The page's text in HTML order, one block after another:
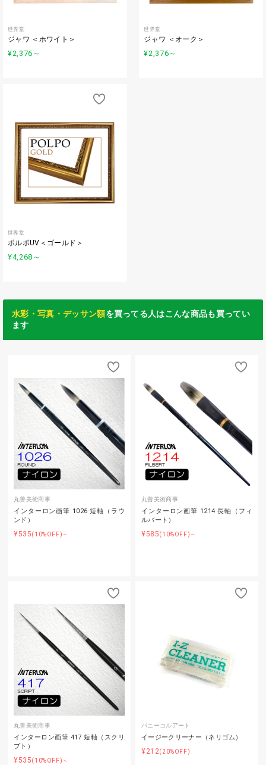
世界堂
ジャワ ＜ホワイト＞
¥2,376 ～
世界堂
ジャワ ＜オーク＞
¥2,376～
世界堂
ポルポUV＜ゴールド＞
¥4,268 ～
水彩・写真・デッサン額を買ってる人はこんな商品も買ってい
ます
丸善美術商事
インターロン画筆 1026 短軸（ラウ
ンド）
¥535(10%OFF)～
丸善美術商事
インターロン画筆 1214 長軸（フィ
ルバート）
¥585(10%OFF)～
丸善美術商事
インターロン画筆 417 短軸（スクリ
プト）
¥535(10%OFF)～
バニーコルアート
イージークリーナー（ネリゴム）
¥212(20%OFF)